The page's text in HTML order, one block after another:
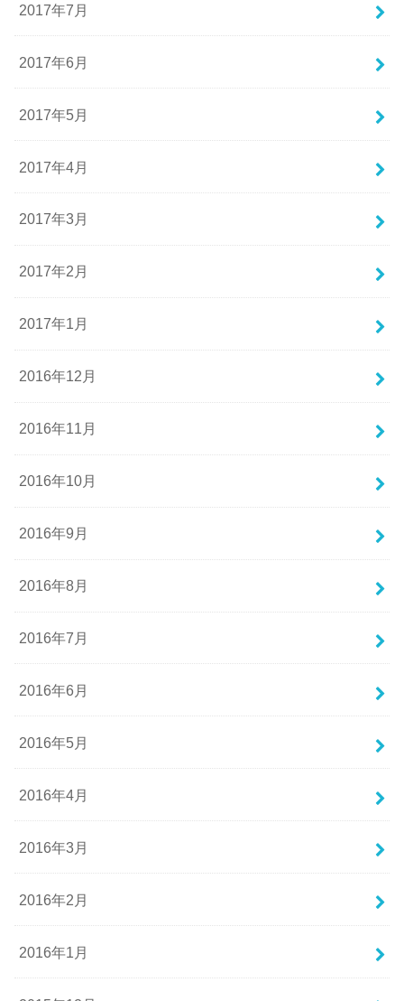
2017年7月
2017年6月
2017年5月
2017年4月
2017年3月
2017年2月
2017年1月
2016年12月
2016年11月
2016年10月
2016年9月
2016年8月
2016年7月
2016年6月
2016年5月
2016年4月
2016年3月
2016年2月
2016年1月